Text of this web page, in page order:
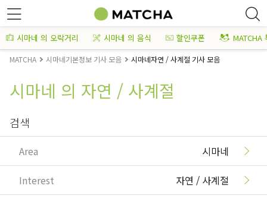
시마네 의 오락거리 시마네 의 음식 할인쿠폰 MATCHA
MATCHA 시마네기본정보 기사 모음 시마네자연 / 사계절 기사 모음
시마네 의 자연 / 사계절
검색
Area 시마네
Interest 자연 / 사계절